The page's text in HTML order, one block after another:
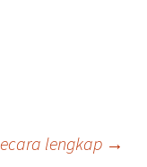
lengkap →